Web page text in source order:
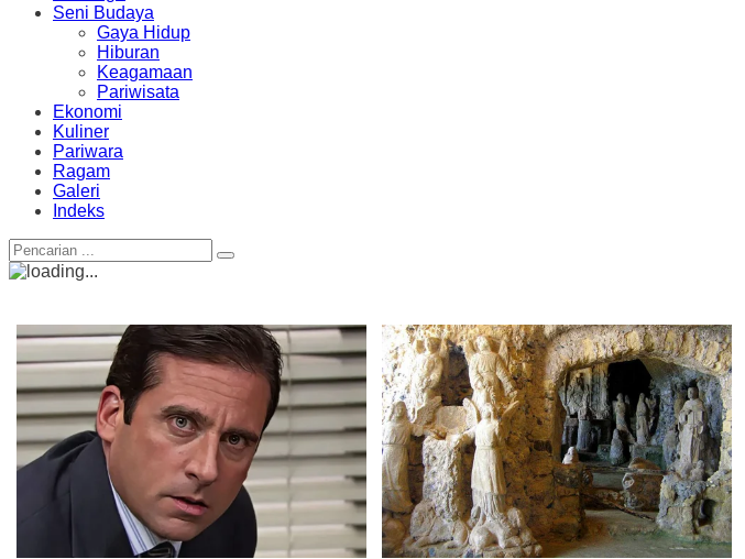
Seni Budaya
Gaya Hidup
Hiburan
Keagamaan
Pariwisata
Ekonomi
Kuliner
Pariwara
Ragam
Galeri
Indeks